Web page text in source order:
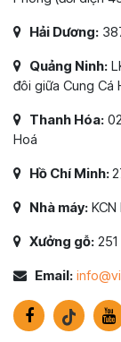
Hải Dương:
Quảng Ninh:
đôi giữa Cung Cá
Thanh Hóa:
Hoá
Hồ Chí Minh:
Nhà máy:
Xưởng gỗ:
Email: